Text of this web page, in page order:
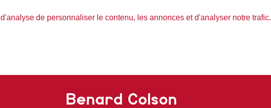
de personnaliser le contenu, les annonces et d'analyser notre trafic.
Benard Colson